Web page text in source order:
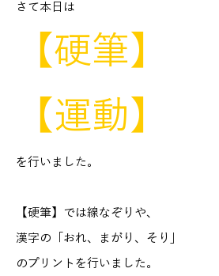
さて本日は
【硬筆】
【運動】
を行いました。
【硬筆】では線なぞりや、
漢字の「おれ、まがり、そり」
のプリントを行いました。